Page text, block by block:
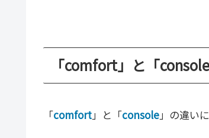
「comfort」と「
「comfort」と「console」の違い